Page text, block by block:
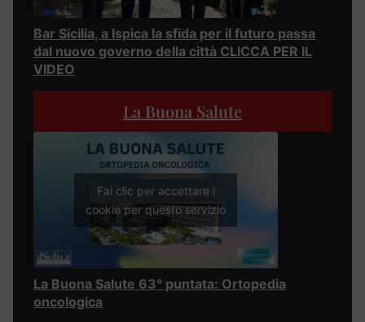
Bar Sicilia, a Ispica la sfida per il futuro passa
dal nuovo governo della città CLICCA PER IL
VIDEO
La Buona Salute
Fai clic per accettare i
cookie per questo servizio
La Buona Salute 63° puntata: Ortopedia
oncologica